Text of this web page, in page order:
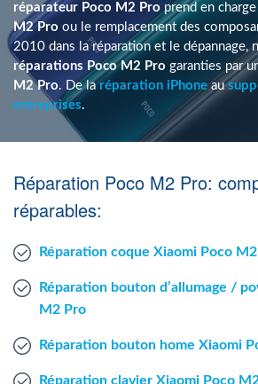
Particulier
Indépendant
PME
ASBL
Agent Mac
réparateur Poco M2 Pro prend en
M2 Pro ou le remplacement des
2010 dans la réparation et le dépannage,
réparations Poco M2 Pro garanties par
M2 Pro. De laréparation iPhoneau
entreprises.
Réparation Poco M2 Pro:
réparables:
Réparation coque Xiaomi Poco
Réparation bouton d’allumage /
M2 Pro
Réparation bouton home Xiaomi
Réparation clavier Xiaomi Poco